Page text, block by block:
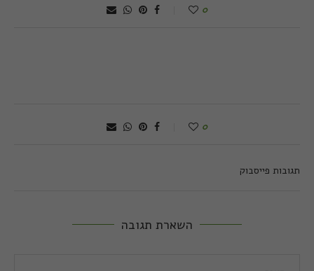
0
0
תגובות פייסבוק
השארת תגובה